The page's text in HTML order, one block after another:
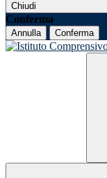
Chiudi
Conferma
Annulla Conferma